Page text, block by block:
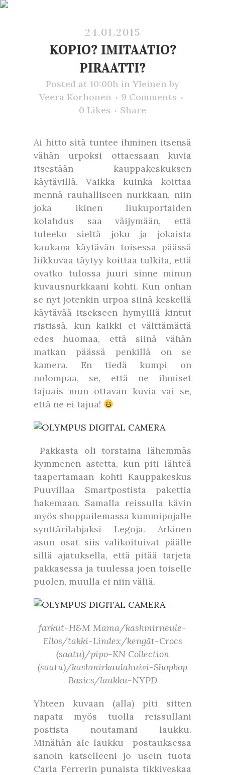
24.01.2015
KOPIO? IMITAATIO?
PIRAATTI?
Posted at 10:00h in Yleinen by
Veera Korhonen
9 Comments
0 Likes Share
Ai hitto sitä tuntee ihminen itsensä
vähän urpoksi ottaessaan kuvia
itsestään kauppakeskuksen
käytävillä. Vaikka kuinka koittaa
mennä rauhalliseen nurkkaan, niin
joka ikinen liukuportaiden
kolahdus saa väijymään, että
tuleeko sieltä joku ja jokaista
kaukana käytävän toisessa päässä
liikkuvaa täytyy koittaa tulkita, että
ovatko tulossa juuri sinne minun
kuvausnurkkaani kohti. Kun onhan
se nyt jotenkin urpoa siinä keskellä
käytävää itsekseen hymyillä kintut
ristissä, kun kaikki ei välttämättä
edes huomaa, että siinä vähän
matkan päässä penkillä on se
kamera. En tiedä kumpi on
nolompaa, se, että ne ihmiset
tajuais mun ottavan kuvia vai se,
että ne ei tajua!
Pakkasta oli torstaina lähemmäs
kymmenen astetta, kun piti lähteä
taapertamaan kohti Kauppakeskus
Puuvillaa Smartpostista pakettia
hakemaan. Samalla reissulla kävin
myös shoppailemassa kummipojalle
synttärilahjaksi Legoja. Arkinen
asun osat siis valikoituivat päälle
sillä ajatuksella, että pitää tarjeta
pakkasessa ja tuulessa joen toiselle
puolen, muulla ei niin väliä.
farkut-H&M Mama/kashmirneule-
Ellos/takki-Lindex/kengät-Crocs
(saatu)/pipo-KN Collection
(saatu)/kashmirkaulahuivi-Shopbop
Basics/laukku-NYPD
Yhteen kuvaan (alla) piti sitten
napata myös tuolla reissullani
postista noutamani laukku.
Minähän ale-laukku -postauksessa
sanoin katselleeni jo usein tuota
Carla Ferrerin punaista tikkiveskaa